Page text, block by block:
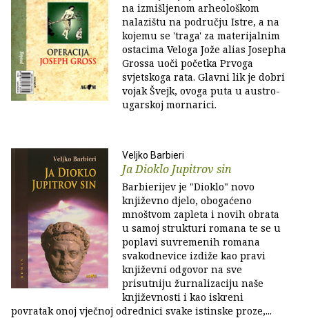
na izmišljenom arheološkom
nalazištu na području Istre, a na
kojemu se 'traga' za materijalnim
ostacima Veloga Jože alias Josepha
Grossa uoči početka Prvoga
svjetskoga rata. Glavni lik je dobri
vojak Švejk, ovoga puta u austro-
ugarskoj mornarici.
Veljko Barbieri
Ja Dioklo Jupitrov sin
Barbierijev je "Dioklo" novo
književno djelo, obogaćeno
mnoštvom zapleta i novih obrata
u samoj strukturi romana te se u
poplavi suvremenih romana
svakodnevice izdiže kao pravi
književni odgovor na sve
prisutniju žurnalizaciju naše
književnosti i kao iskreni
povratak onoj vječnoj odrednici svake istinske proze,...